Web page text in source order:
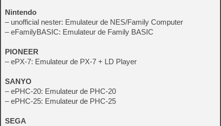
Nintendo
– unofficial nester: Emulateur de NES/Family Computer
– eFamilyBASIC: Emulateur de Family BASIC
PIONEER
– ePX-7: Emulateur de PX-7 + LD Player
SANYO
– ePHC-20: Emulateur de PHC-20
– ePHC-25: Emulateur de PHC-25
SEGA